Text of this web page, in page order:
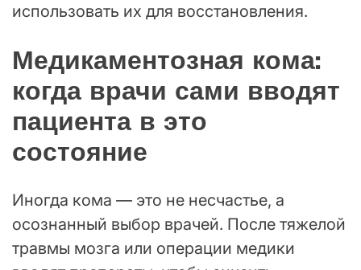
использовать их для восстановления.
Медикаментозная кома:
когда врачи сами вводят
пациента в это
состояние
Иногда кома — это не несчастье, а
осознанный выбор врачей. После тяжелой
травмы мозга или операции медики